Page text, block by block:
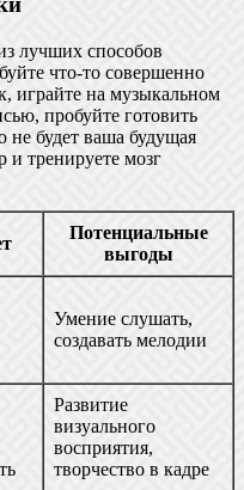
лучших способов
что-то совершенно
играйте на музыкальном
пробуйте готовить
не будет ваша будущая
и тренируете мозг
Потенциальные
выгоды
Умение слушать,
создавать мелодии
Развитие
визуального
восприятия,
творчество в кадре